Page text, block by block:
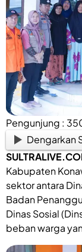
Pengunjung :
Dengarkan
Kabupaten
sektor antara
Badan
Dinas Sosial
beban warga